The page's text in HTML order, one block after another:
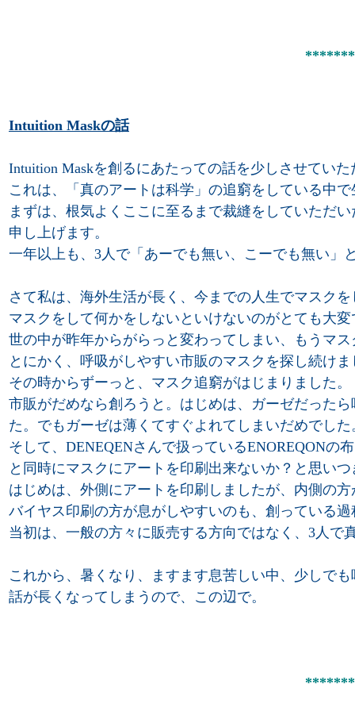
Intuition Maskの話
Intuition Maskを創るにあたっての話を少しさせていた
これは、「真のアートは科学」の追窮をしている中
まずは、根気よくここに至るまで裁縫をしていただ
申し上げます。
一年以上も、3人で「あーでも無い、こーでも無い
さて私は、海外生活が長く、今までの人生でマスク
マスクをして何かをしないといけないのがとても大
世の中が昨年からがらっと変わってしまい、もうマ
とにかく、呼吸がしやすい市販のマスクを探し続け
その時からずーっと、マスク追窮がはじまりました。
市販がだめなら創ろうと。はじめは、ガーゼだった
た。でもガーゼは薄くてすぐよれてしまいだめでした
そして、DENEQENさんで扱っているENOREQONの
と同時にマスクにアートを印刷出来ないか？と思い
はじめは、外側にアートを印刷しましたが、内側の
バイヤス印刷の方が息がしやすいのも、創っている
当初は、一般の方々に販売する方向ではなく、3人
これから、暑くなり、ますます息苦しい中、少しで
話が長くなってしまうので、この辺で。